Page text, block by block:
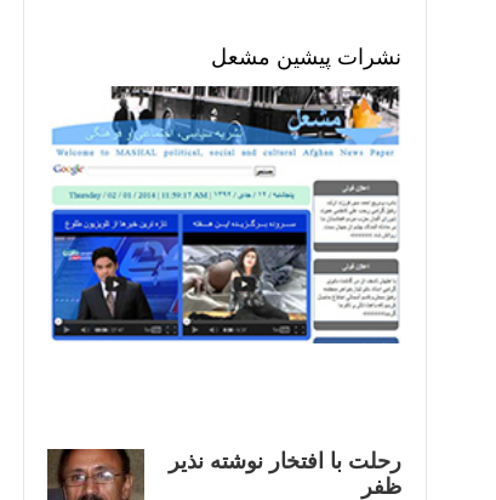
نشرات پیشین مشعل
رحلت با افتخار نوشته نذیر
ظفر